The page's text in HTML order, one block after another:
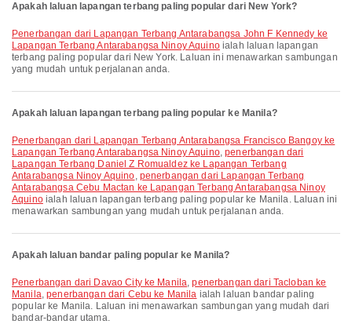
Apakah laluan lapangan terbang paling popular dari New York?
penerbangan dari Lapangan Terbang Antarabangsa John F Kennedy ke
Lapangan Terbang Antarabangsa Ninoy Aquinoialah laluan lapangan
terbang paling popular dari New York. Laluan ini menawarkan sambungan
yang mudah untuk perjalanan anda.
Apakah laluan lapangan terbang paling popular ke Manila?
penerbangan dari Lapangan Terbang Antarabangsa Francisco Bangoy ke
Lapangan Terbang Antarabangsa Ninoy Aquino,penerbangan dari
Lapangan Terbang Daniel Z Romualdez ke Lapangan Terbang
Antarabangsa Ninoy Aquino, penerbangan dari Lapangan Terbang
Antarabangsa Cebu Mactan ke Lapangan Terbang Antarabangsa Ninoy
Aquinoialah laluan lapangan terbang paling popular ke Manila. Laluan ini
menawarkan sambungan yang mudah untuk perjalanan anda.
Apakah laluan bandar paling popular ke Manila?
penerbangan dari Davao City ke Manila,penerbangan dari Tacloban ke
Manila,penerbangan dari Cebu ke Manila ialah laluan bandar paling
popular ke Manila. Laluan ini menawarkan sambungan yang mudah dari
bandar-bandar utama.